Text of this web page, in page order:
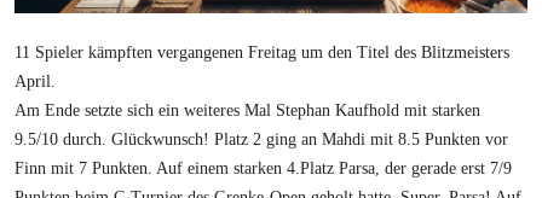
11 Spieler kämpften vergangenen Freitag um den Titel des Blitzmeisters
April.
Am Ende setzte sich ein weiteres Mal Stephan Kaufhold mit starken
9.5/10 durch. Glückwunsch! Platz 2 ging an Mahdi mit 8.5 Punkten vor
Finn mit 7 Punkten. Auf einem starken 4.Platz Parsa, der gerade erst 7/9